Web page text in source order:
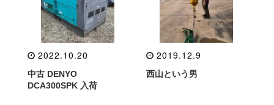
2022.10.20
中古 DENYO
DCA300SPK 入荷
2019.12.9
西山という男